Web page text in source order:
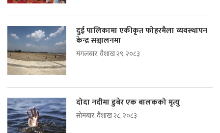
दुई पालिकामा एकीकृत फोहरमैला व्यवस्थापन
केन्द्र सञ्चालनमा
मंगलबार, वैशाख २९, २०८३
दोदा नदीमा डुबेर एक बालकको मृत्यु
सोमबार, वैशाख २८, २०८३